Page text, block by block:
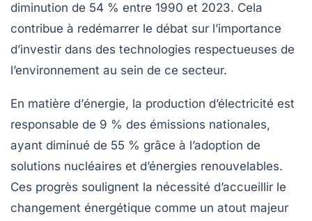
diminution de 54 % entre 1990 et 2023. Cela
contribue à redémarrer le débat sur l’importance
d’investir dans des technologies respectueuses de
l’environnement au sein de ce secteur.
En matière d’énergie, la production d’électricité est
responsable de 9 % des émissions nationales,
ayant diminué de 55 % grâce à l’adoption de
solutions nucléaires et d’énergies renouvelables.
Ces progrès soulignent la nécessité d’accueillir le
changement énergétique comme un atout majeur